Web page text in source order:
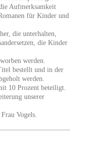
Aufmerksamkeit
für Kinder und
die unterhalten,
die Kinder
werden.
bestellt und in der
werden.
10 Prozent beteiligt.
unserer
Vogels.